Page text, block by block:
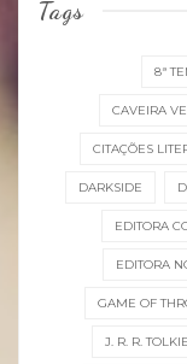
Tags
8ª
CAVEIRA
CITAÇÕES
DARKSIDE
EDITORA
EDITORA
GAME OF
J. R. R.